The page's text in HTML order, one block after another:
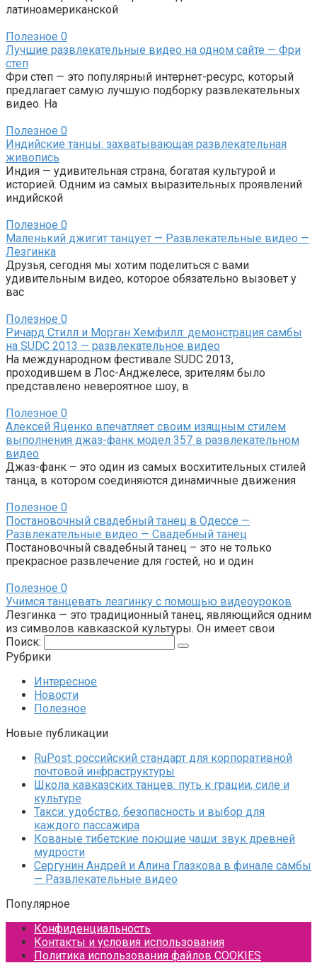
латиноамериканской
Полезное 0
Лучшие развлекательные видео на одном сайте — Фри
степ
Фри степ — это популярный интернет-ресурс, который
предлагает самую лучшую подборку развлекательных
видео. На
Полезное 0
Индийские танцы: захватывающая развлекательная
живопись
Индия — удивительная страна, богатая культурой и
историей. Одним из самых выразительных проявлений
индийской
Полезное 0
Маленький джигит танцует — Развлекательные видео —
Лезгинка
Друзья, сегодня мы хотим поделиться с вами
удивительным видео, которое обязательно вызовет у
вас
Полезное 0
Ричард Стилл и Морган Хемфилл: демонстрация самбы
на SUDC 2013 — развлекательное видео
На международном фестивале SUDC 2013,
проходившем в Лос-Анджелесе, зрителям было
представлено невероятное шоу, в
Полезное 0
Алексей Яценко впечатляет своим изящным стилем
выполнения джаз-фанк модел 357 в развлекательном
видео
Джаз-фанк – это один из самых восхитительных стилей
танца, в котором соединяются динамичные движения
Полезное 0
Постановочный свадебный танец в Одессе —
Развлекательные видео — Свадебный танец
Постановочный свадебный танец – это не только
прекрасное развлечение для гостей, но и один
Полезное 0
Учимся танцевать лезгинку с помощью видеоуроков
Лезгинка — это традиционный танец, являющийся одним
из символов кавказской культуры. Он имеет свои
Поиск:
Рубрики
Интересное
Новости
Полезное
Новые публикации
RuPost: российский стандарт для корпоративной
почтовой инфраструктуры
Школа кавказских танцев: путь к грации, силе и
культуре
Такси: удобство, безопасность и выбор для
каждого пассажира
Кованые тибетские поющие чаши: звук древней
мудрости
Сергунин Андрей и Алина Глазкова в финале самбы
— Развлекательные видео
Популярное
Конфиденциальность
Контакты и условия использования
Политика использования файлов COOKIES